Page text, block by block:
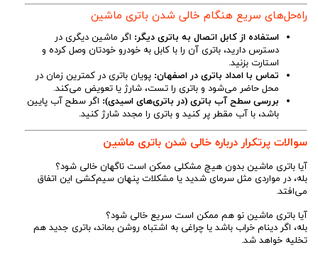
راه‌حل‌های سریع هنگام خالی شدن باتری ماشین
استفاده از کابل اتصال به باتری دیگر: اگر ماشین دیگری در
دسترس دارید، باتری آن را با کابل به خودرو خودتان وصل کرده و
استارت بزنید.
تماس با امداد باتری در اصفهان: پویان باتری در کمترین زمان در
محل حاضر می‌شود و باتری را تست، شارژ یا تعویض می‌کند.
بررسی سطح آب باتری (در باتری‌های اسیدی): اگر سطح آب پایین
باشد، با آب مقطر پر کنید و باتری را مجدد شارژ کنید.
سوالات پرتکرار درباره خالی شدن باتری ماشین
آیا باتری ماشین بدون هیچ مشکلی ممکن است ناگهان خالی شود؟
بله، در مواردی مثل سرمای شدید یا مشکلات پنهان سیم‌کشی این اتفاق
می‌افتد.
آیا باتری ماشین نو هم ممکن است سریع خالی شود؟
بله، اگر دینام خراب باشد یا چراغی به اشتباه روشن بماند، باتری جدید هم
تخلیه خواهد شد.